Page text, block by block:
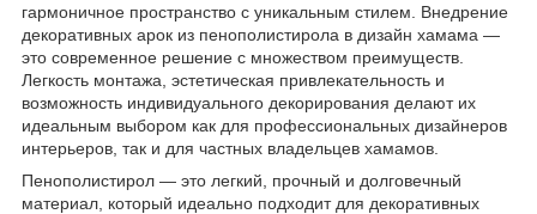
гармоничное пространство с уникальным стилем. Внедрение
декоративных арок из пенополистирола в дизайн хамама —
это современное решение с множеством преимуществ.
Легкость монтажа, эстетическая привлекательность и
возможность индивидуального декорирования делают их
идеальным выбором как для профессиональных дизайнеров
интерьеров, так и для частных владельцев хамамов.
Пенополистирол — это легкий, прочный и долговечный
материал, который идеально подходит для декоративных